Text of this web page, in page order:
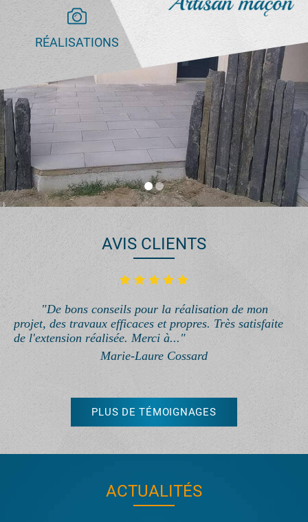
RÉALISATIONS
AVIS CLIENTS
"De bons conseils pour la réalisation de mon
projet, des travaux efficaces et propres. Très satisfaite
de l'extension réalisée. Merci à..."
Marie-Laure Cossard
PLUS DE TÉMOIGNAGES
ACTUALITÉS